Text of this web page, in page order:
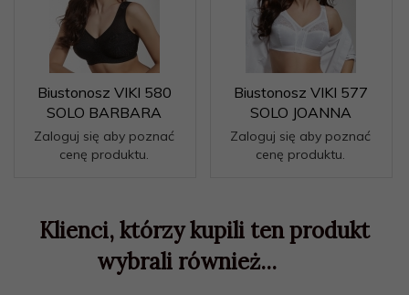
Biustonosz VIKI 580
SOLO BARBARA
Zaloguj się aby poznać
cenę produktu.
Biustonosz VIKI 577
SOLO JOANNA
Zaloguj się aby poznać
cenę produktu.
Klienci, którzy kupili ten produkt
wybrali również...